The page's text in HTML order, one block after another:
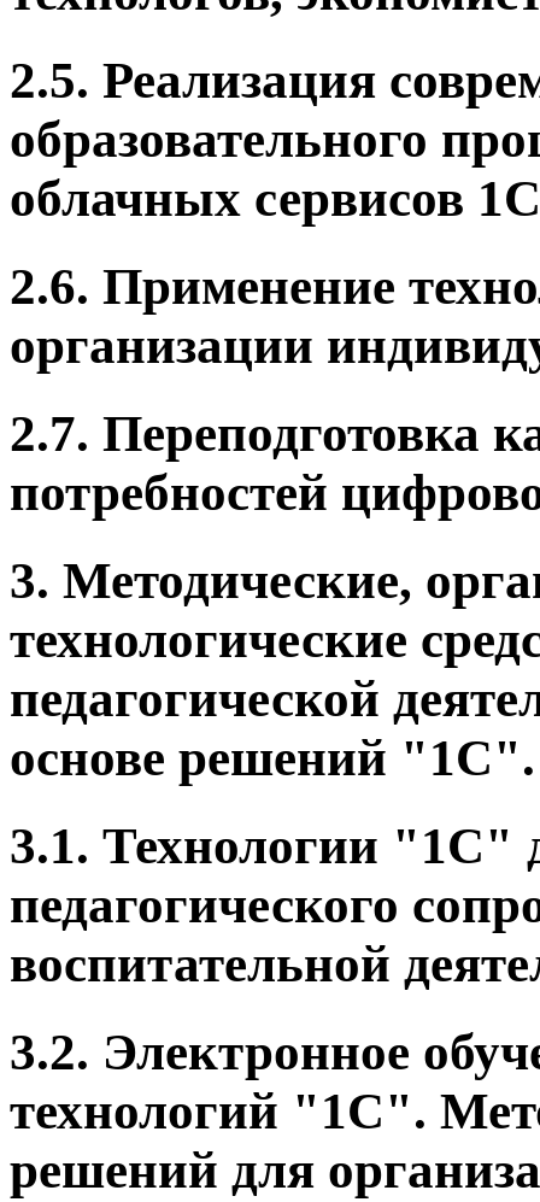
2.5. Реализация
образовательного
облачных сервисов
2.6. Применение
организации
2.7. Переподготовка
потребностей
3. Методические,
технологические
педагогической
основе решений "1С".
3.1. Технологии "1С"
педагогического
воспитательной
3.2. Электронное
технологий "1С".
решений для